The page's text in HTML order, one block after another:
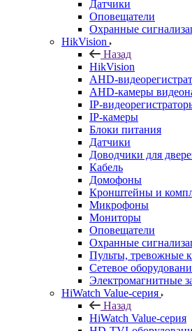
Датчики
Оповещатели
Охранные
HikVision
Назад
HikVision
AHD-
AHD-камеры
IP-
IP-камеры
Блоки питания
Датчики
Доводчики для
Кабель
Домофоны
Кронштейны и
Микрофоны
Мониторы
Оповещатели
Охранные
Пульты, тревожные
Сетевое
Электромагнитные
HiWatch Value-серия
Назад
HiWatch Value-серия